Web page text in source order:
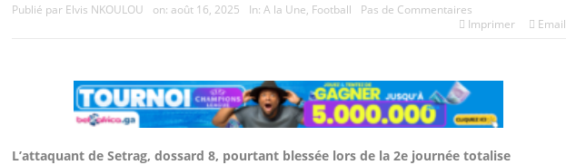
Publié par Elvis NKOULOU on: août 16, 2025 In: A la Une, Football
Pas de Commentaires
Imprimer
Email
L’attaquant de Setrag, dossard 8, pourtant blessée lors de la 2e journée totalise